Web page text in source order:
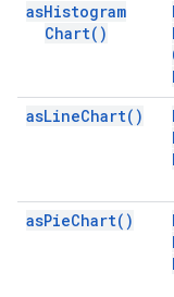
asHistogram
Chart( )
asLineChart( )
asPieChart( )